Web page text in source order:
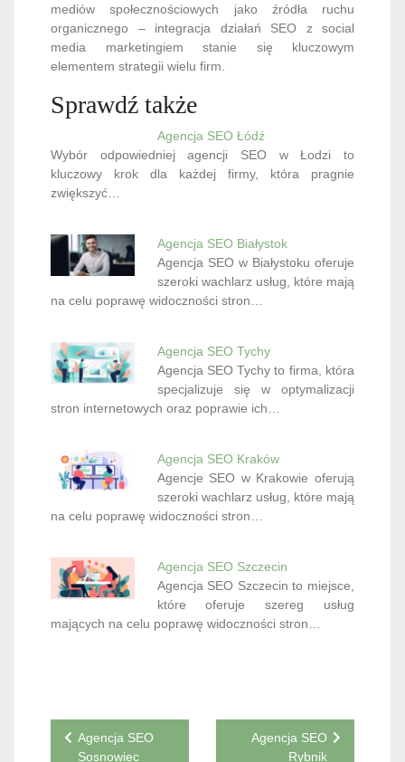
mediów społecznościowych jako źródła ruchu
organicznego – integracja działań SEO z social
media marketingiem stanie się kluczowym
elementem strategii wielu firm.
Sprawdź także
Agencja SEO Łódź
Wybór odpowiedniej agencji SEO w Łodzi to
kluczowy krok dla każdej firmy, która pragnie
zwiększyć…
Agencja SEO Białystok
Agencja SEO w Białystoku oferuje
szeroki wachlarz usług, które mają
na celu poprawę widoczności stron…
Agencja SEO Tychy
Agencja SEO Tychy to firma, która
specjalizuje się w optymalizacji
stron internetowych oraz poprawie ich…
Agencja SEO Kraków
Agencje SEO w Krakowie oferują
szeroki wachlarz usług, które mają
na celu poprawę widoczności stron…
Agencja SEO Szczecin
Agencja SEO Szczecin to miejsce,
które oferuje szereg usług
mających na celu poprawę widoczności stron…
Nawigacja
Agencja SEO
Sosnowiec
Agencja SEO
Rybnik